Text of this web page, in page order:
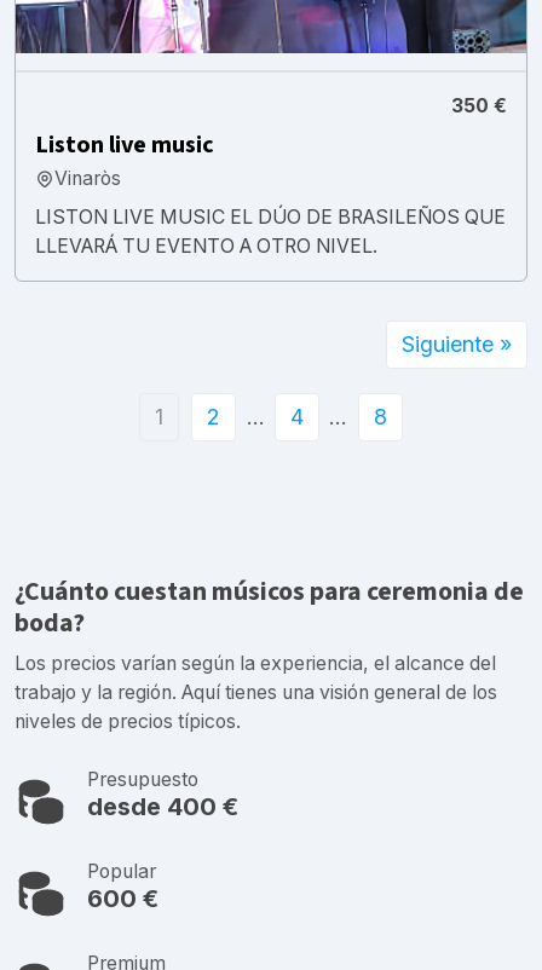
350 €
Liston live music
Vinaròs
LISTON LIVE MUSIC EL DÚO DE BRASILEÑOS QUE
LLEVARÁ TU EVENTO A OTRO NIVEL.
1 2 … 4 … 8
Siguiente »
¿Cuánto cuestan músicos para ceremonia de
boda?
Los precios varían según la experiencia, el alcance del
trabajo y la región. Aquí tienes una visión general de los
niveles de precios típicos.
Presupuesto
desde 400 €
Popular
600 €
Premium